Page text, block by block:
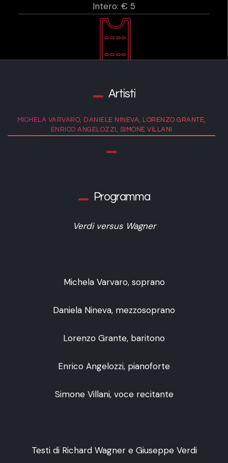
Intero: € 5
Artisti
MICHELA VARVARO, DANIELE NINEVA, LORENZO GRANTE,
ENRICO ANGELOZZI, SIMONE VILLANI
Programma
Verdi versus Wagner
Michela Varvaro, soprano
Daniela Nineva, mezzosoprano
Lorenzo Grante, baritono
Enrico Angelozzi, pianoforte
Simone Villani, voce recitante
Testi di Richard Wagner e Giuseppe Verdi